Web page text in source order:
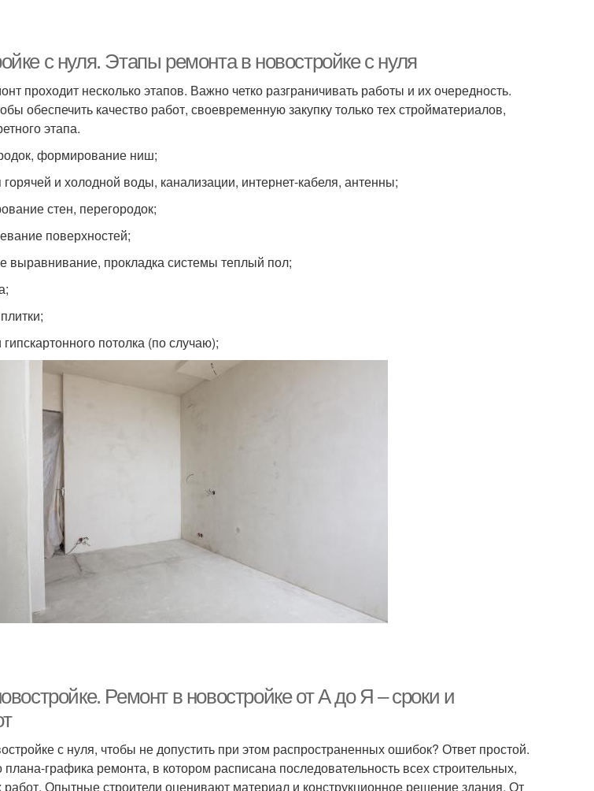
с нуля. Этапы ремонта в новостройке с нуля
проходит несколько этапов. Важно четко разграничивать работы и их очередность.
обеспечить качество работ, своевременную закупку только тех стройматериалов,
этапа.
формирование ниш;
и холодной воды, канализации, интернет-кабеля, антенны;
стен, перегородок;
поверхностей;
выравнивание, прокладка системы теплый пол;
потолка (по случаю);
Ремонт в новостройке от А до Я – сроки и
с нуля, чтобы не допустить при этом распространенных ошибок? Ответ простой.
графика ремонта, в котором расписана последовательность всех строительных,
Опытные строители оценивают материал и конструкционное решение здания. От